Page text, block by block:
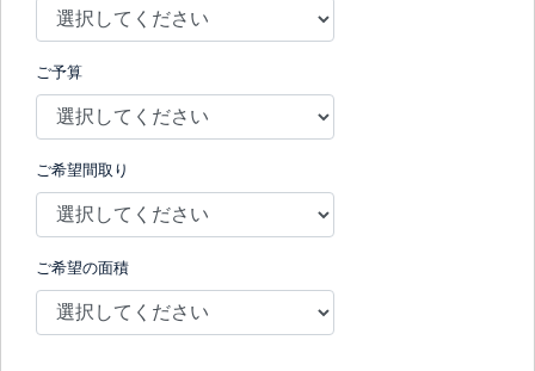
ご予算
ご希望間取り
ご希望の面積